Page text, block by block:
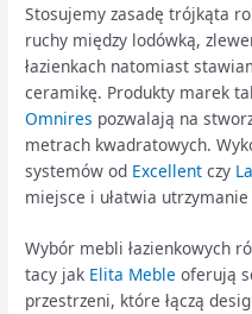
Stosujemy zasadę trójkąta
ruchy między lodówką,
łazienkach natomiast
ceramikę. Produkty marek
Omnires pozwalają na
metrach kwadratowych.
systemów od Excellent czy
miejsce i ułatwia utrzymanie
Wybór mebli łazienkowych
tacy jak Elita Meble oferują
przestrzeni, które łączą